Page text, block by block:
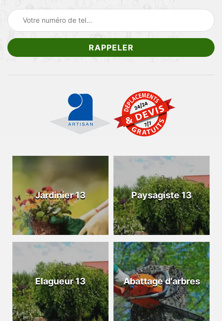
Jardinier 13 Paysagiste 13
Elagueur 13 Abattage d'arbres